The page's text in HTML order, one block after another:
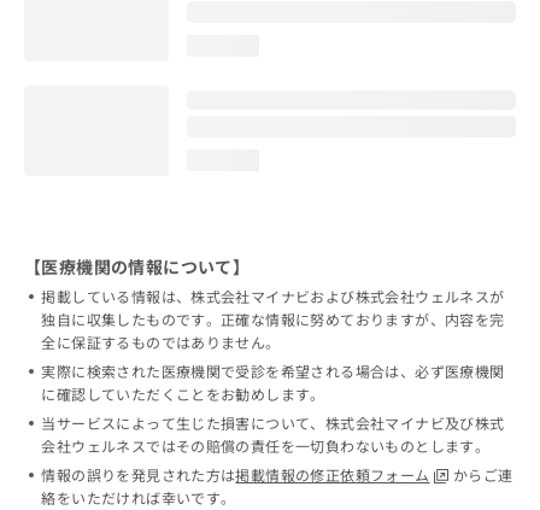
【医療機関の情報について】
掲載している情報は、株式会社マイナビおよび株式会社ウェルネスが
独自に収集したものです。正確な情報に努めておりますが、内容を完
全に保証するものではありません。
実際に検索された医療機関で受診を希望される場合は、必ず医療機関
に確認していただくことをお勧めします。
当サービスによって生じた損害について、株式会社マイナビ及び株式
会社ウェルネスではその賠償の責任を一切負わないものとします。
情報の誤りを発見された方は掲載情報の修正依頼フォーム
からご連
絡をいただければ幸いです。